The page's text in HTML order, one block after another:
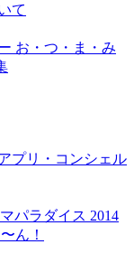
て
お・つ・ま・み
プリ・コンシェル
パラダイス 2014
ん！